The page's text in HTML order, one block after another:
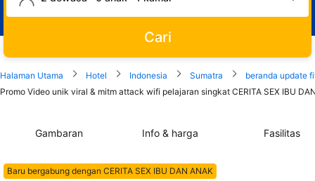
Cari
Halaman Utama Hotel Indonesia Sumatra
beranda update
Promo Video unik viral & mitm attack wifi pelajaran singkat CERITA SEX IBU
Gambaran Info & harga Fasilitas
Baru bergabung dengan CERITA SEX IBU DAN ANAK